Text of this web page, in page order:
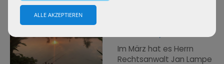
Im März hat es Herrn
Rechtsanwalt Jan Lampe